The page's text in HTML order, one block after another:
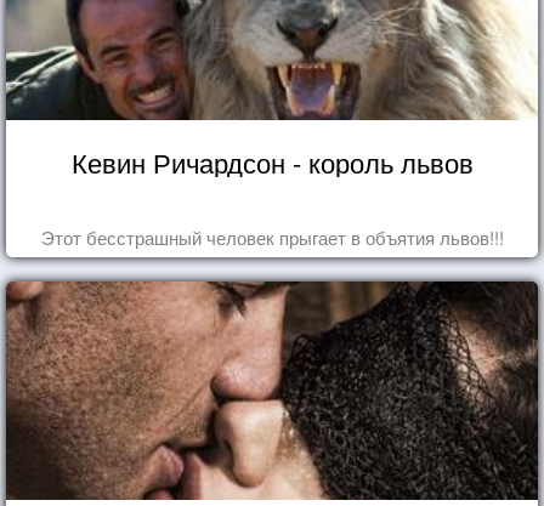
Кевин Ричардсон - король львов
Этот бесстрашный человек прыгает в объятия львов!!!